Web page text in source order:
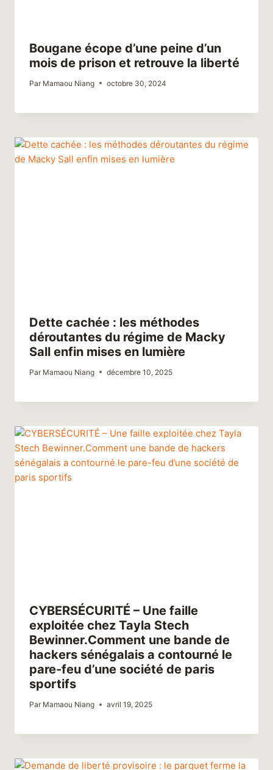
Bougane écope d’une peine d’un
mois de prison et retrouve la liberté
Par Mamaou Niang octobre 30, 2024
Dette cachée : les méthodes
déroutantes du régime de Macky
Sall enfin mises en lumière
Par Mamaou Niang décembre 10, 2025
CYBERSÉCURITÉ – Une faille
exploitée chez Tayla Stech
Bewinner.Comment une bande de
hackers sénégalais a contourné le
pare-feu d’une société de paris
sportifs
Par Mamaou Niang avril 19, 2025